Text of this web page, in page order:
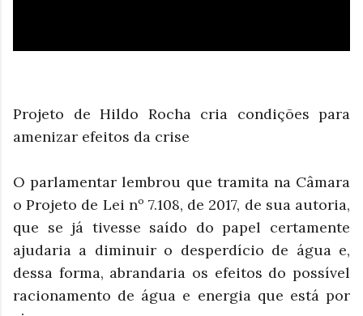
Projeto de Hildo Rocha cria condições para
amenizar efeitos da crise
O parlamentar lembrou que tramita na Câmara
o Projeto de Lei nº 7.108, de 2017, de sua autoria,
que se já tivesse saído do papel certamente
ajudaria a diminuir o desperdício de água e,
dessa forma, abrandaria os efeitos do possível
racionamento de água e energia que está por